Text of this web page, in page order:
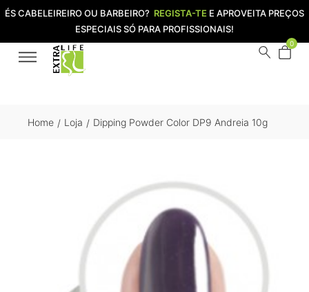
ÉS CABELEIREIRO OU BARBEIRO? REGISTA-TE E APROVEITA PREÇOS
ESPECIAIS SÓ PARA PROFISSIONAIS!
0
Home / Loja / Dipping Powder Color DP9 Andreia 10g